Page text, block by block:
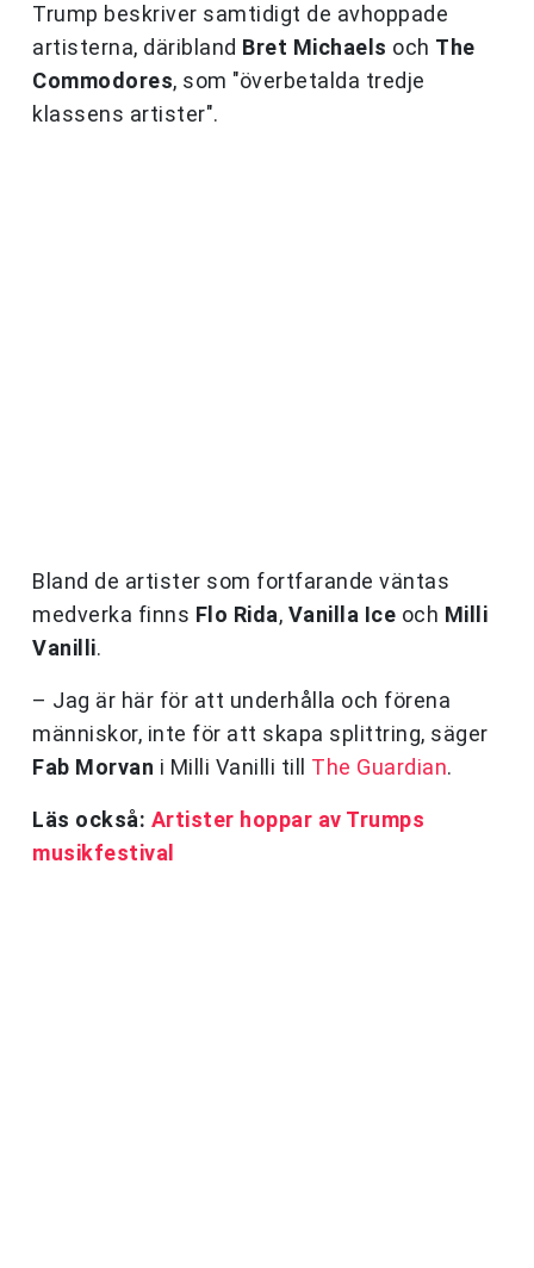
Trump beskriver samtidigt de avhoppade
artisterna, däribland Bret Michaels och The
Commodores, som "överbetalda tredje
klassens artister".
Bland de artister som fortfarande väntas
medverka finns Flo Rida, Vanilla Ice och Milli
Vanilli.
– Jag är här för att underhålla och förena
människor, inte för att skapa splittring, säger
Fab Morvan i Milli Vanilli till The Guardian.
Läs också: Artister hoppar av Trumps
musikfestival